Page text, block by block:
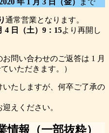
通常営業となります。
4 日（土）9：15より再開し
問い合わせのご返答は 1 月
いただきます。）
たしますが、何卒ご了承の
えください。
報（一部抜粋）